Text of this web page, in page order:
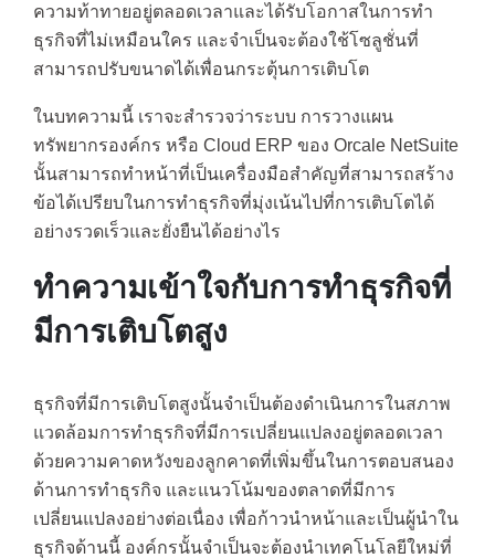
ความท้าทายอยู่ตลอดเวลาและได้รับโอกาสในการทำ
ธุรกิจที่ไม่เหมือนใคร และจำเป็นจะต้องใช้โซลูชั่นที่
สามารถปรับขนาดได้เพื่อนกระตุ้นการเติบโต
ในบทความนี้ เราจะสำรวจว่าระบบ การวางแผน
ทรัพยากรองค์กร หรือ Cloud ERP ของ Orcale NetSuite
นั้นสามารถทำหน้าที่เป็นเครื่องมือสำคัญที่สามารถสร้าง
ข้อได้เปรียบในการทำธุรกิจที่มุ่งเน้นไปที่การเติบโตได้
อย่างรวดเร็วและยั่งยืนได้อย่างไร
ทำความเข้าใจกับการทำธุรกิจที่
มีการเติบโตสูง
ธุรกิจที่มีการเติบโตสูงนั้นจำเป็นต้องดำเนินการในสภาพ
แวดล้อมการทำธุรกิจที่มีการเปลี่ยนแปลงอยู่ตลอดเวลา
ด้วยความคาดหวังของลูกคาดที่เพิ่มขึ้นในการตอบสนอง
ด้านการทำธุรกิจ และแนวโน้มของตลาดที่มีการ
เปลี่ยนแปลงอย่างต่อเนื่อง เพื่อก้าวนำหน้าและเป็นผู้นำใน
ธุรกิจด้านนี้ องค์กรนั้นจำเป็นจะต้องนำเทคโนโลยีใหม่ที่